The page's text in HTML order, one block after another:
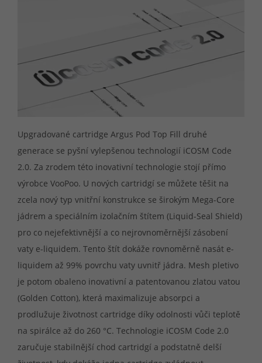
Upgradované cartridge Argus Pod Top Fill druhé
generace se pyšní vylepšenou technologií iCOSM Code
2.0. Za zrodem této inovativní technologie stojí přímo
výrobce VooPoo. U nových cartridgí se můžete těšit na
zcela nový typ vnitřní konstrukce se širokým Mega-Core
jádrem a speciálním izolačním štítem (Liquid-Seal Shield)
pro co nejefektivnější a co nejrovnoměrnější zásobení
vaty e-liquidem. Tento štít dokáže rovnoměrně nasát e-
liquidem až 99% povrchu vaty uvnitř jádra. Mesh pletivo
je potom obaleno inovativní a patentovanou zlatou vatou
(Golden Cotton), která maximalizuje absorpci a
prodlužuje životnost cartridge díky odolnosti vůči teplotě
na spirálce až do 260 °C. Technologie iCOSM Code 2.0
zaručuje stabilnější chod cartridgí a podstatně delší